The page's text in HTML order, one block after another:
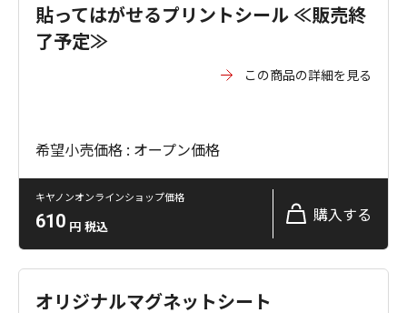
貼ってはがせるプリントシール ≪販売終
了予定≫
この商品の詳細を見る
希望小売価格 : オープン価格
キヤノンオンラインショップ価格
610 円 税込
購入する
オリジナルマグネットシート